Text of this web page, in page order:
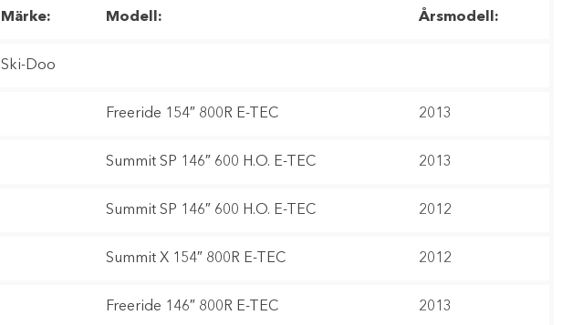
Märke: Modell: Årsmodell:
Ski-Doo
Freeride 154″ 800R E-TEC 2013
Summit SP 146″ 600 H.O. E-TEC 2013
Summit SP 146″ 600 H.O. E-TEC 2012
Summit X 154″ 800R E-TEC 2012
Freeride 146″ 800R E-TEC 2013